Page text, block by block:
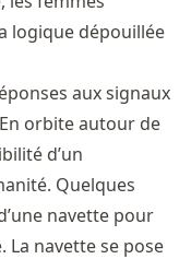
logique dépouillée
aux signaux
orbite autour de
d’un
Quelques
navette pour
La navette se pose